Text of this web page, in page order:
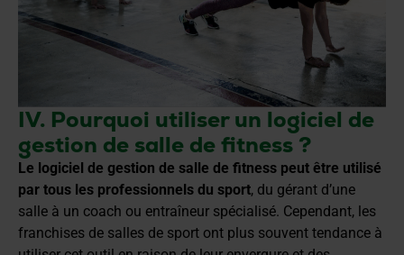
IV. Pourquoi utiliser un logiciel de
gestion de salle de fitness ?
Le logiciel de gestion de salle de fitness peut être utilisé
par tous les professionnels du sport, du gérant d’une
salle à un coach ou entraîneur spécialisé. Cependant, les
franchises de salles de sport ont plus souvent tendance à